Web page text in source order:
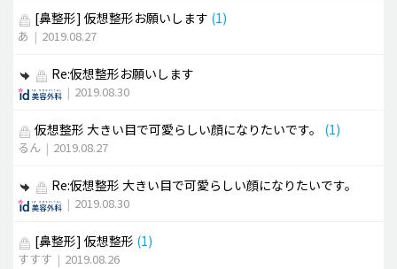
[鼻整形] 仮想整形お願いします (1)
あ | 2019.08.27
Re:仮想整形お願いします
| 2019.08.30
仮想整形 大きい目で可愛らしい顔になりたいです。 (1)
るん | 2019.08.27
Re:仮想整形 大きい目で可愛らしい顔になりたいです。
| 2019.08.30
[鼻整形] 仮想整形 (1)
すすす | 2019.08.26